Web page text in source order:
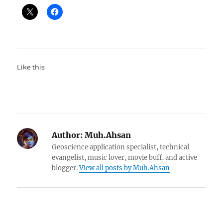
Like this:
Author: Muh.Ahsan
Geoscience application specialist, technical
evangelist, music lover, movie buff, and active
blogger.View all posts by Muh.Ahsan